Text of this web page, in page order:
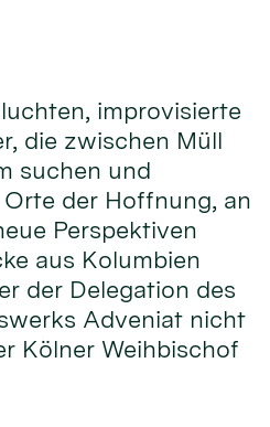
improvisierte
die zwischen Müll
suchen und
der Hoffnung, an
Perspektiven
aus Kolumbien
der Delegation des
Adveniat nicht
Kölner Weihbischof